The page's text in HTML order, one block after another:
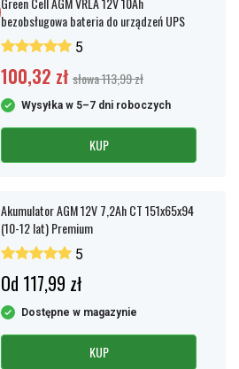
bezobsługowa bateria do urządzeń UPS
5
100,32 zł słowa 113,99 zł
Wysyłka w 5–7 dni roboczych
KUP
Akumulator AGM 12V 7,2Ah CT 151x65x94
(10-12 lat) Premium
5
Od 117,99 zł
Dostępne w magazynie
KUP